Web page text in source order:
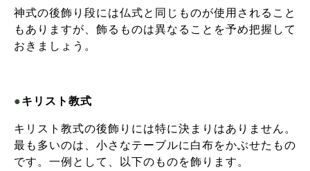
神式の後飾り段には仏式と同じものが使用されること
もありますが、飾るものは異なることを予め把握して
おきましょう。
●キリスト教式
キリスト教式の後飾りには特に決まりはありません。
最も多いのは、小さなテーブルに白布をかぶせたもの
です。一例として、以下のものを飾ります。